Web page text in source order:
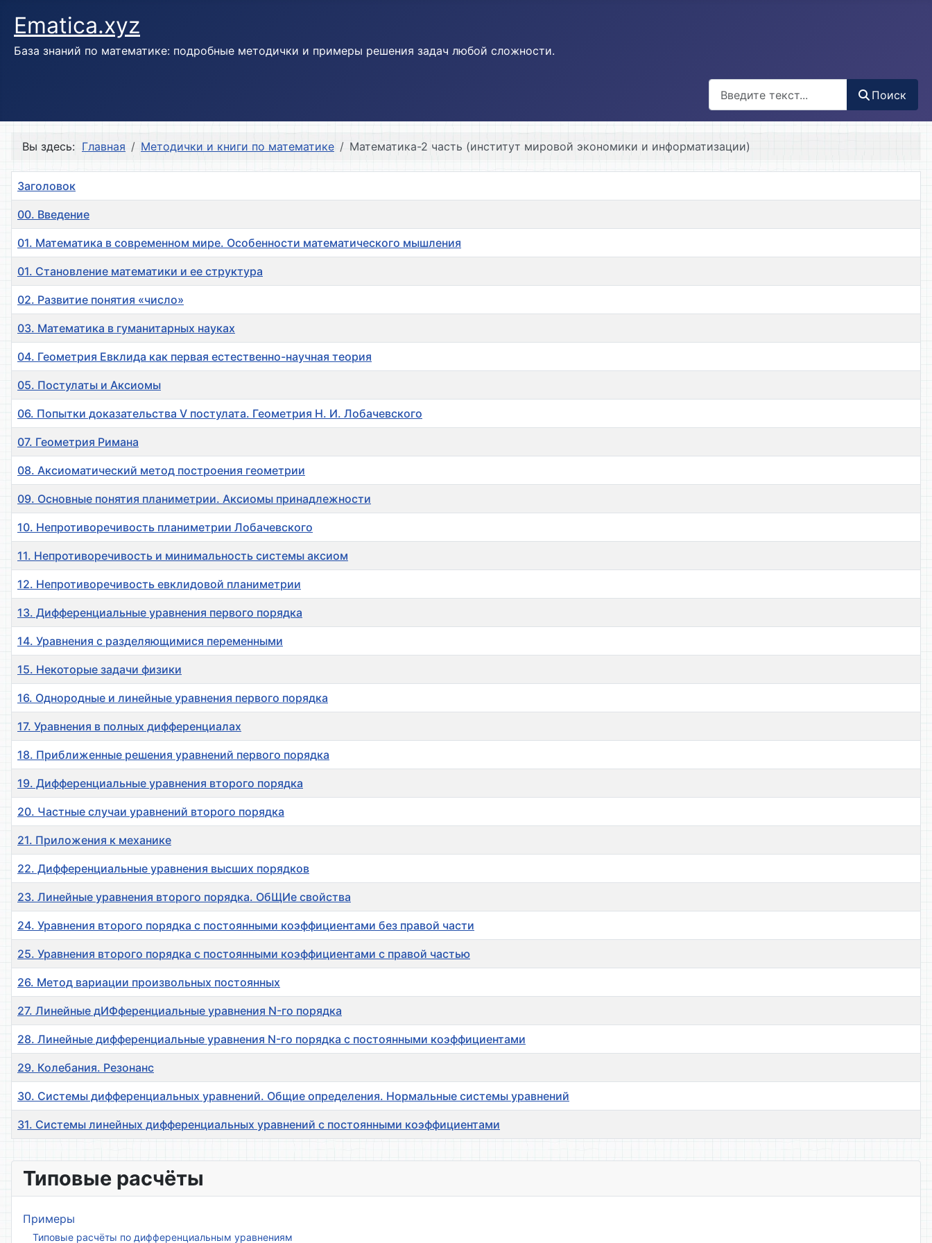
Ematica.xyz
База знаний по математике: подробные методички и примеры решения задач любой сложности.
Поиск
Вы здесь: Главная Методички и книги по математике Математика-2 часть (институт мировой экономики и информатизации)
Заголовок
00. Введение
01. Математика в современном мире. Особенности математического мышления
01. Становление математики и ее структура
02. Развитие понятия «число»
03. Математика в гуманитарных науках
04. Геометрия Евклида как первая естественно-научная теория
05. Постулаты и Аксиомы
06. Попытки доказательства V постулата. Геометрия Н. И. Лобачевского
07. Геометрия Римана
08. Аксиоматический метод построения геометрии
09. Основные понятия планиметрии. Аксиомы принадлежности
10. Непротиворечивость планиметрии Лобачевского
11. Непротиворечивость и минимальность системы аксиом
12. Непротиворечивость евклидовой планиметрии
13. Дифференциальные уравнения первого порядка
14. Уравнения с разделяющимися переменными
15. Некоторые задачи физики
16. Однородные и линейные уравнения первого порядка
17. Уравнения в полных дифференциалах
18. Приближенные решения уравнений первого порядка
19. Дифференциальные уравнения второго порядка
20. Частные случаи уравнений второго порядка
21. Приложения к механике
22. Дифференциальные уравнения высших порядков
23. Линейные уравнения второго порядка. ОбЩИе свойства
24. Уравнения второго порядка с постоянными коэффициентами без правой части
25. Уравнения второго порядка с постоянными коэффициентами с правой частью
26. Метод вариации произвольных постоянных
27. Линейные дИФференциальные уравнения N-го порядка
28. Линейные дифференциальные уравнения N-го порядка с постоянными коэффициентами
29. Колебания. Резонанс
30. Системы дифференциальных уравнений. Общие определения. Нормальные системы уравнений
31. Системы линейных дифференциальных уравнений с постоянными коэффициентами
Типовые расчёты
Примеры
Типовые расчёты по дифференциальным уравнениям